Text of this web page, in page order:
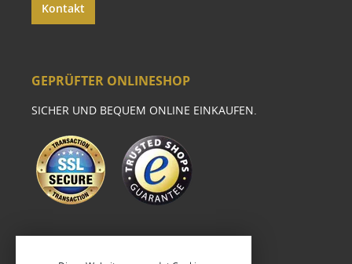
Kontakt
GEPRÜFTER ONLINESHOP
SICHER UND BEQUEM ONLINE EINKAUFEN.